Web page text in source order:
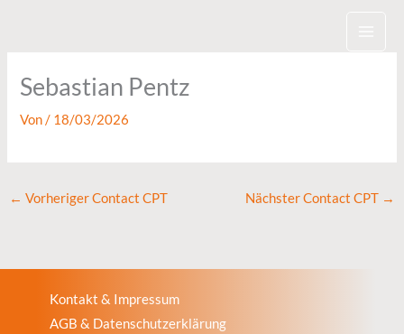
Sebastian Pentz
Von/ 18/03/2026
← Vorheriger Contact CPT Nächster Contact CPT →
Kontakt & Impressum
AGB & Datenschutzerklärung